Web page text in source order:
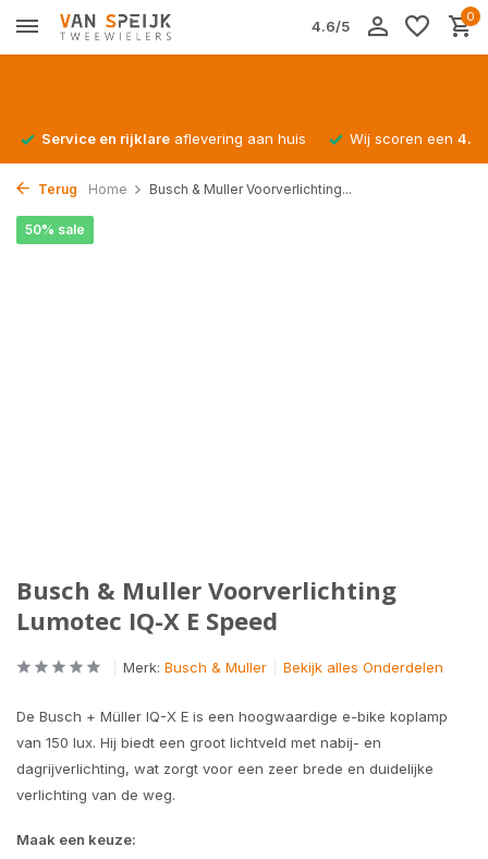
4.6/5
0
Service en rijklare aflevering aan huis Wij scoren een
Terug Home Busch & Muller Voorverlichting...
Busch & Muller Voorverlichting
Lumotec IQ-X E Speed
50% sale
Merk: Busch & Muller Bekijk alles Onderdelen
De Busch + Müller IQ-X E is een hoogwaardige e-bike koplamp
van 150 lux. Hij biedt een groot lichtveld met nabij- en
dagrijverlichting, wat zorgt voor een zeer brede en duidelijke
verlichting van de weg.
Maak een keuze: